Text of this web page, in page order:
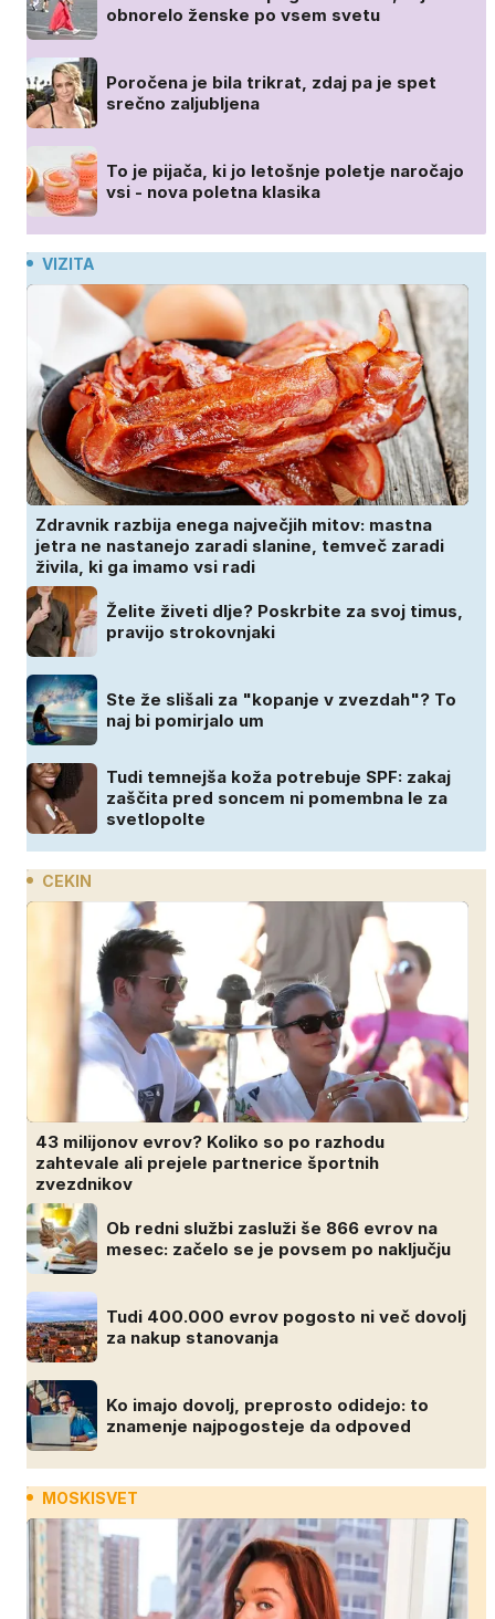
obnorelo ženske po vsem svetu
Poročena je bila trikrat, zdaj pa je spet
srečno zaljubljena
To je pijača, ki jo letošnje poletje naročajo
vsi - nova poletna klasika
VIZITA
Zdravnik razbija enega največjih mitov: mastna
jetra ne nastanejo zaradi slanine, temveč zaradi
živila, ki ga imamo vsi radi
Želite živeti dlje? Poskrbite za svoj timus,
pravijo strokovnjaki
Ste že slišali za "kopanje v zvezdah"? To
naj bi pomirjalo um
Tudi temnejša koža potrebuje SPF: zakaj
zaščita pred soncem ni pomembna le za
svetlopolte
CEKIN
43 milijonov evrov? Koliko so po razhodu
zahtevale ali prejele partnerice športnih
zvezdnikov
Ob redni službi zasluži še 866 evrov na
mesec: začelo se je povsem po naključju
Tudi 400.000 evrov pogosto ni več dovolj
za nakup stanovanja
Ko imajo dovolj, preprosto odidejo: to
znamenje najpogosteje da odpoved
MOSKISVET